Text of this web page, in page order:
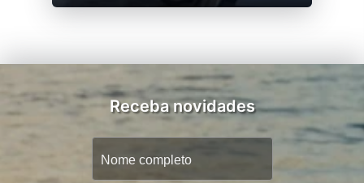
Receba novidades